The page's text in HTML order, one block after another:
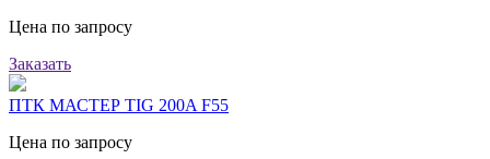
Цена по запросу
Заказать
ПТК МАСТЕР TIG 200A F55
Цена по запросу